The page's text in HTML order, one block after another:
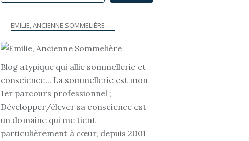
EMILIE, ANCIENNE SOMMELIÈRE
Blog atypique qui allie sommellerie et
conscience... La sommellerie est mon
1er parcours professionnel ;
Développer/élever sa conscience est
un domaine qui me tient
particulièrement à cœur, depuis 2001